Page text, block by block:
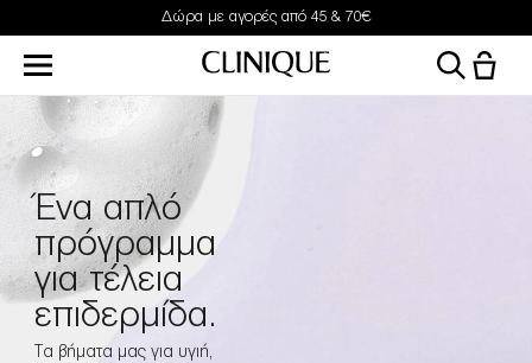
Δώρα με αγορές από 45 & 70€
Ένα απλό
πρόγραμμα
για τέλεια
επιδερμίδα.
Τα βήματα μας για υγιή,